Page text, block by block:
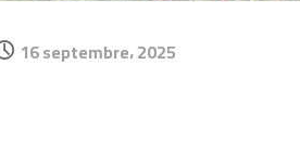
16 septembre، 2025